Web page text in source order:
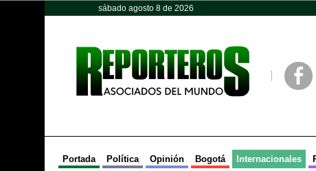
sábado agosto 8 de 2026
Portada Política Opinión Bogotá Internacionales
Opinión Política